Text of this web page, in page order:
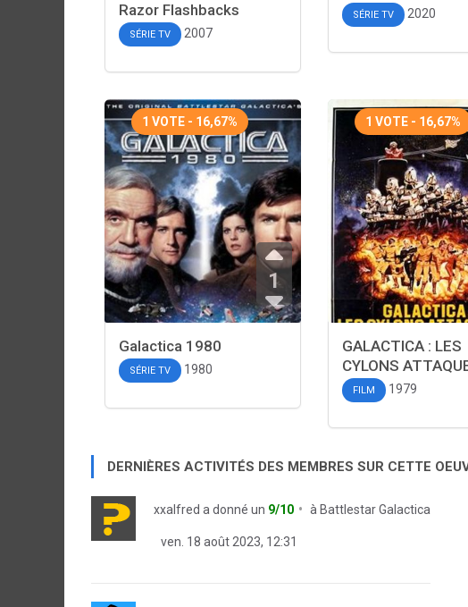
Razor Flashbacks
SÉRIE TV 2007
SÉRIE TV 2020
1 VOTE - 16,67%
1
Galactica 1980
SÉRIE TV 1980
1 VOTE - 16,67%
GALACTICA : LES
CYLONS
FILM 1979
DERNIÈRES ACTIVITÉS DES MEMBRES SUR CETTE
xxalfred a donné un 9/10 à Battlestar Galactica
ven. 18 août 2023, 12:31